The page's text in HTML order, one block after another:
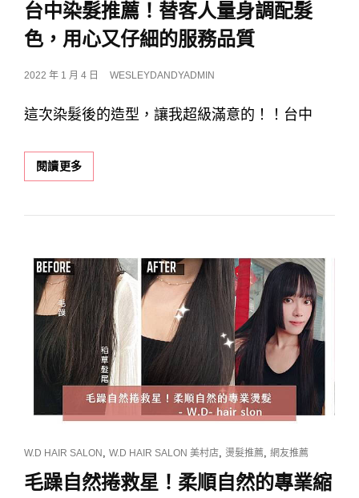
台中染髮推薦！替客人量身調配髮
色，用心又仔細的服務品質
POSTED
2022 年 1 月 4 日 WESLEYDANDYADMIN
這次染髮後的造型，讓我超級滿意的！！台中
閱讀更多【台
中
廊】
SALON
美
村
店
中
染
髮
推
薦！
客
量
CAT
LINKS
W.D HAIR SALON W.D HAIR SALON 美村店 燙髮推薦 網友推薦
毛躁自然捲救星！柔順自然的專業縮